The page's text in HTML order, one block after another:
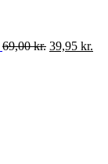
69,00kr. Den
39,95 kr.